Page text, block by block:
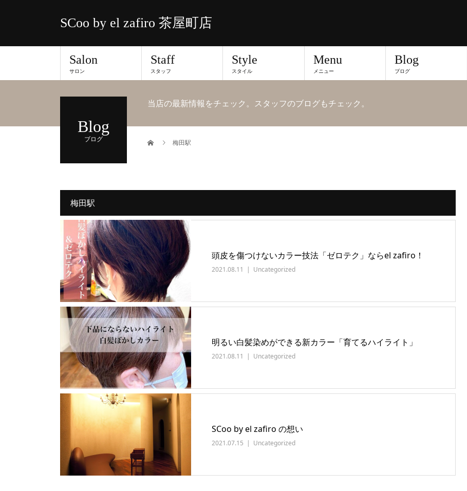
SCoo by el zafiro 茶屋町店
Salon
サロン
Staff
スタッフ
Style
スタイル
Menu
メニュー
Blog
ブログ
Blog
ブログ
当店の最新情報をチェック。スタッフのブログもチェック。
梅田駅
梅田駅
頭皮を傷つけないカラー技法「ゼロテク」ならel zafiro！
2021.08.11 Uncategorized
明るい白髪染めができる新カラー「育てるハイライト」
2021.08.11 Uncategorized
SCoo by el zafiro の想い
2021.07.15 Uncategorized